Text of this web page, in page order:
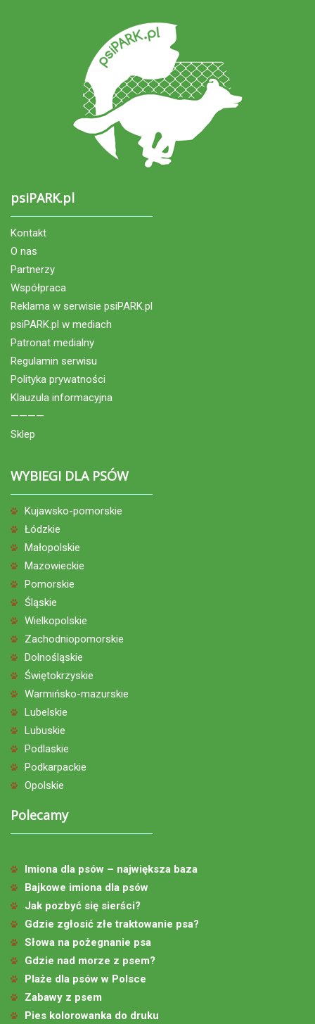
psiPARK.pl
Kontakt
O nas
Partnerzy
Współpraca
Reklama w serwisie psiPARK.pl
psiPARK.pl w mediach
Patronat medialny
Regulamin serwisu
Polityka prywatności
Klauzula informacyjna
————
Sklep
WYBIEGI DLA PSÓW
Kujawsko-pomorskie
Łódzkie
Małopolskie
Mazowieckie
Pomorskie
Śląskie
Wielkopolskie
Zachodniopomorskie
Dolnośląskie
Świętokrzyskie
Warmińsko-mazurskie
Lubelskie
Lubuskie
Podlaskie
Podkarpackie
Opolskie
Polecamy
Imiona dla psów – największa baza
Bajkowe imiona dla psów
Jak pozbyć się sierści?
Gdzie zgłosić złe traktowanie psa?
Słowa na pożegnanie psa
Gdzie nad morze z psem?
Plaże dla psów w Polsce
Zabawy z psem
Pies kolorowanka do druku